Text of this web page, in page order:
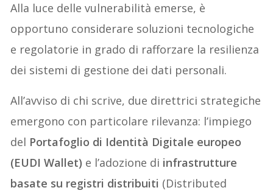
Alla luce delle vulnerabilità emerse, è
opportuno considerare soluzioni tecnologiche
e regolatorie in grado di rafforzare la resilienza
dei sistemi di gestione dei dati personali.
All’avviso di chi scrive, due direttrici strategiche
emergono con particolare rilevanza: l’impiego
del Portafoglio di Identità Digitale europeo
(EUDI Wallet) e l’adozione di infrastrutture
basate su registri distribuiti (Distributed